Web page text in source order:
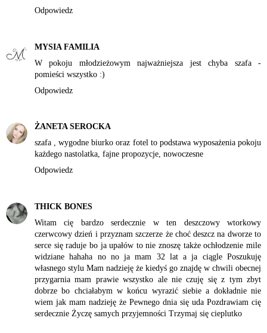
Odpowiedz
MYSIA FAMILIA
W pokoju młodzieżowym najważniejsza jest chyba szafa -
pomieści wszystko :)
Odpowiedz
ŻANETA SEROCKA
szafa , wygodne biurko oraz fotel to podstawa wyposażenia pokoju
każdego nastolatka, fajne propozycje, nowoczesne
Odpowiedz
THICK BONES
Witam cię bardzo serdecznie w ten deszczowy wtorkowy
czerwcowy dzień i przyznam szczerze że choć deszcz na dworze to
serce się raduje bo ja upałów to nie znoszę także ochłodzenie mile
widziane hahaha no no ja mam 32 lat a ja ciągle Poszukuję
własnego stylu Mam nadzieję że kiedyś go znajdę w chwili obecnej
przygarnia mam prawie wszystko ale nie czuję się z tym zbyt
dobrze bo chciałabym w końcu wyrazić siebie a dokładnie nie
wiem jak mam nadzieję że Pewnego dnia się uda Pozdrawiam cię
serdecznie Życzę samych przyjemności Trzymaj się cieplutko